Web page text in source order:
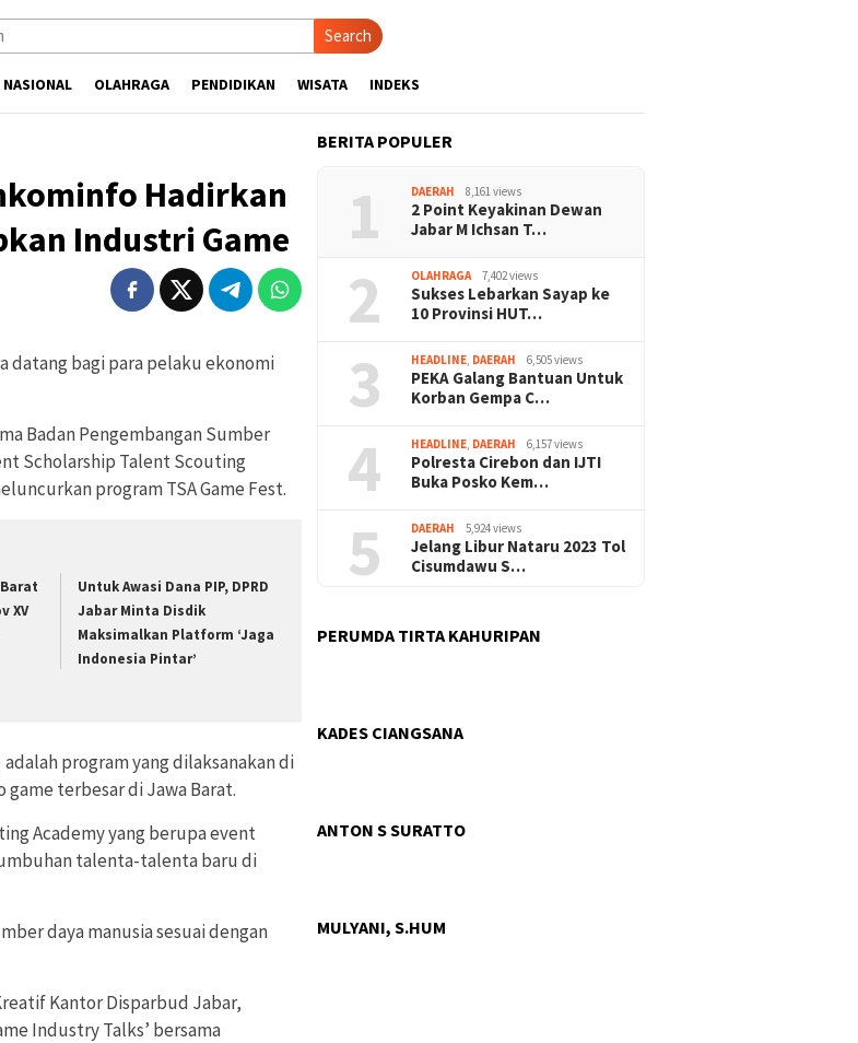
Search
NASIONAL OLAHRAGA PENDIDIKAN WISATA INDEKS
Hadirkan
Industri Game
datang bagi para pelaku ekonomi
Badan Pengembangan Sumber
Scholarship Talent Scouting
program TSA Game Fest.
XV
Untuk Awasi Dana PIP, DPRD
Jabar Minta Disdik
Maksimalkan Platform ‘Jaga
Indonesia Pintar’
program yang dilaksanakan di
game terbesar di Jawa Barat.
Academy yang berupa event
talenta-talenta baru di
daya manusia sesuai dengan
Kantor Disparbud Jabar,
Industry Talks’ bersama
BERITA POPULER
1 DAERAH 8,161 views
2 Point Keyakinan Dewan
Jabar M Ichsan T…
2 OLAHRAGA 7,402 views
Sukses Lebarkan Sayap ke
10 Provinsi HUT…
3 HEADLINE, DAERAH 6,505 views
PEKA Galang Bantuan Untuk
Korban Gempa C…
4 HEADLINE, DAERAH 6,157 views
Polresta Cirebon dan IJTI
Buka Posko Kem…
5 DAERAH 5,924 views
Jelang Libur Nataru 2023 Tol
Cisumdawu S…
PERUMDA TIRTA KAHURIPAN
KADES CIANGSANA
ANTON S SURATTO
MULYANI, S.HUM